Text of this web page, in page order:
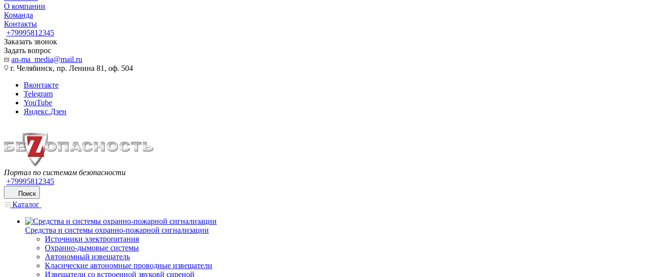
О компании
Команда
Контакты
+79995812345
Заказать звонок
Задать вопрос
an-ma_media@mail.ru
г. Челябинск, пр. Ленина 81, оф. 504
Вконтакте
Telegram
YouTube
Яндекс.Дзен
Портал по системам безопасности
+79995812345
Поиск
Каталог
Средства и системы охранно-пожарной сигнализации
Источники электропитания
Охранно-дымовые системы
Автономный извещатель
Класические автономные проводные извещатели
Извещатели со встроенной звуковй сиреной